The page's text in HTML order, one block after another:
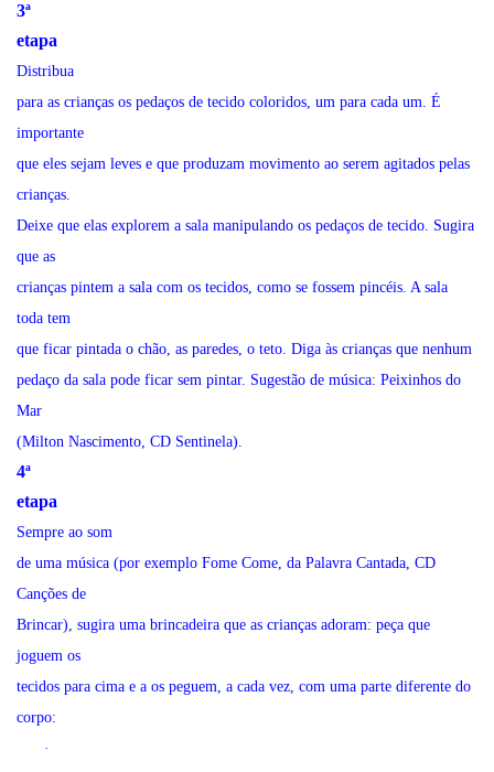
3ª
etapa
Distribua
para as crianças os pedaços de tecido coloridos, um para cada um. É
importante
que eles sejam leves e que produzam movimento ao serem agitados pelas
crianças.
Deixe que elas explorem a sala manipulando os pedaços de tecido. Sugira
que as
crianças pintem a sala com os tecidos, como se fossem pincéis. A sala
toda tem
que ficar pintada o chão, as paredes, o teto. Diga às crianças que nenhum
pedaço da sala pode ficar sem pintar. Sugestão de música: Peixinhos do
Mar
(Milton Nascimento, CD Sentinela).
4ª
etapa
Sempre ao som
de uma música (por exemplo Fome Come, da Palavra Cantada, CD
Canções de
Brincar), sugira uma brincadeira que as crianças adoram: peça que
joguem os
tecidos para cima e a os peguem, a cada vez, com uma parte diferente do
corpo:
·